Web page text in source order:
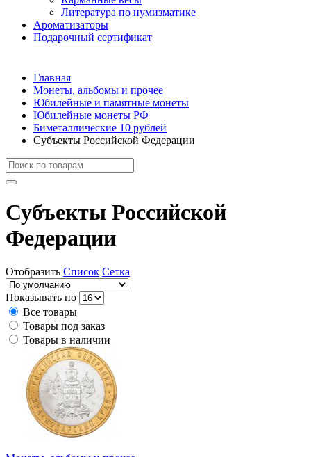
Литература по нумизматике
Ароматизаторы
Подарочный сертификат
Главная
Монеты, альбомы и прочее
Юбилейные и памятные монеты
Юбилейные монеты РФ
Биметаллические 10 рублей
Субъекты Российской Федерации
Субъекты Российской
Федерации
Отобразить Список Сетка
Показывать по
Все товары
Товары под заказ
Товары в наличии